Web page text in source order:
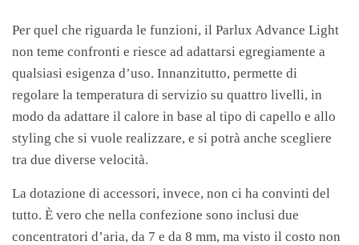
Per quel che riguarda le funzioni, il Parlux Advance Light
non teme confronti e riesce ad adattarsi egregiamente a
qualsiasi esigenza d’uso. Innanzitutto, permette di
regolare la temperatura di servizio su quattro livelli, in
modo da adattare il calore in base al tipo di capello e allo
styling che si vuole realizzare, e si potrà anche scegliere
tra due diverse velocità.
La dotazione di accessori, invece, non ci ha convinti del
tutto. È vero che nella confezione sono inclusi due
concentratori d’aria, da 7 e da 8 mm, ma visto il costo non